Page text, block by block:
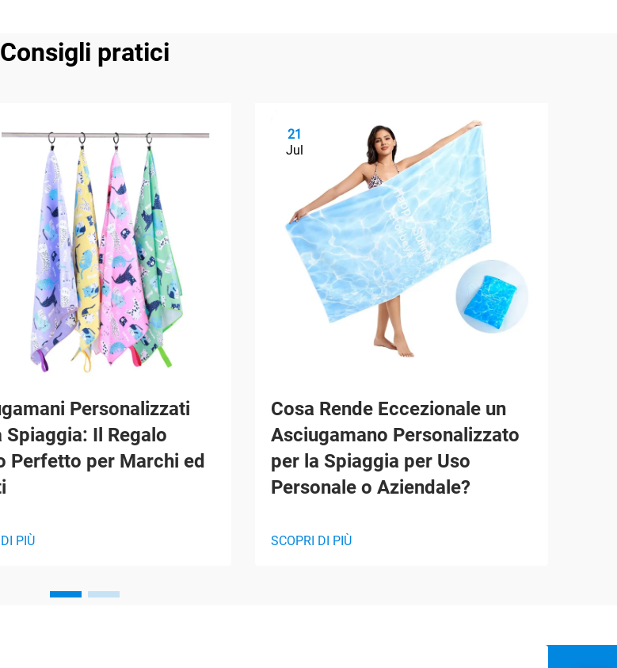
Consigli pratici
Personalizzati
Spiaggia: Il Regalo
Perfetto per Marchi ed
PIÙ
21
Jul
Cosa Rende Eccezionale un
Asciugamano Personalizzato
per la Spiaggia per Uso
Personale o Aziendale?
SCOPRI DI PIÙ